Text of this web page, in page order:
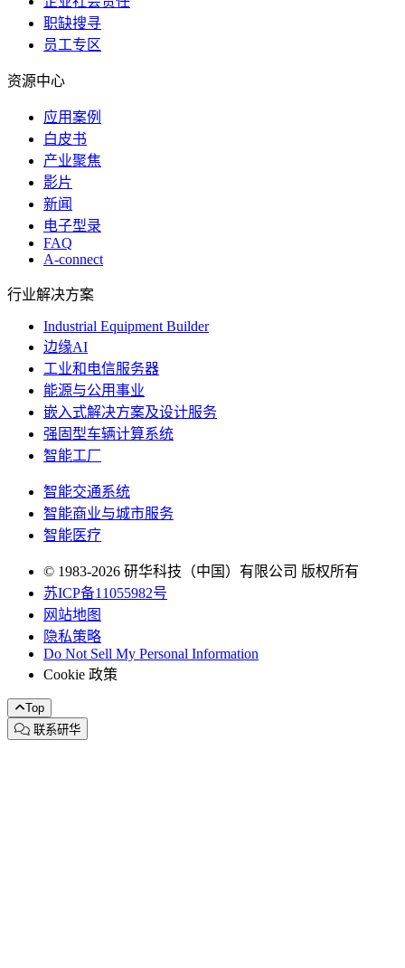
职缺搜寻
员工专区
资源中心
应用案例
白皮书
产业聚焦
影片
新闻
电子型录
FAQ
A-connect
行业解决方案
Industrial Equipment Builder
边缘AI
工业和电信服务器
能源与公用事业
嵌入式解决方案及设计服务
强固型车辆计算系统
智能工厂
智能交通系统
智能商业与城市服务
智能医疗
© 1983-2026 研华科技（中国）有限公司 版权所有
苏ICP备11055982号
网站地图
隐私策略
Do Not Sell My Personal Information
Cookie 政策
Top
联系研华